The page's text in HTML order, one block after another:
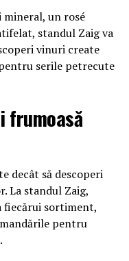
mineral, un rosé
standul Zaig va
vinuri create
serile petrecute
frumoasă
decât să descoperi
La standul Zaig,
fiecărui sortiment,
pentru